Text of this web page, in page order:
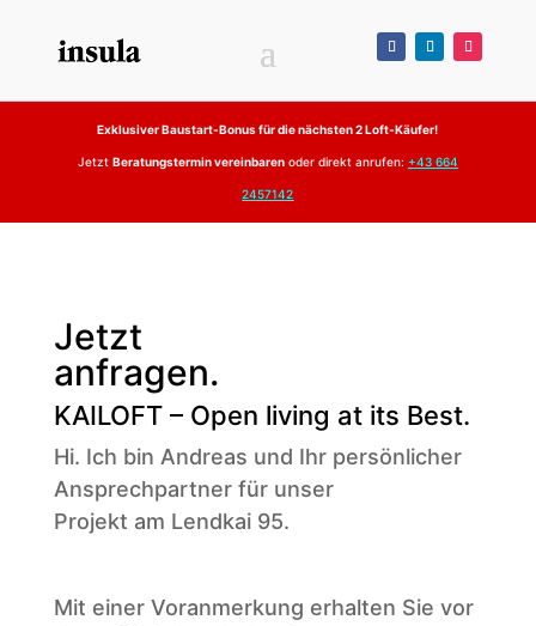
Exklusiver Baustart-Bonus für die nächsten 2 Loft-Käufer!
Jetzt Beratungstermin vereinbarenoder direkt anrufen: +43 664
2457142
Jetzt
anfragen.
KAILOFT – Open living at its Best.
Hi. Ich bin Andreas und Ihr persönlicher
Ansprechpartner für unser
Projekt am Lendkai 95.
Mit einer Voranmerkung erhalten Sie vor